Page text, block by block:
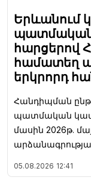
Երևանում
պատմական
հարցերով
համատեղ
երկրորդ
Հանդիպման
պատմական
մասին 2026թ.
05.08.2026 12:41